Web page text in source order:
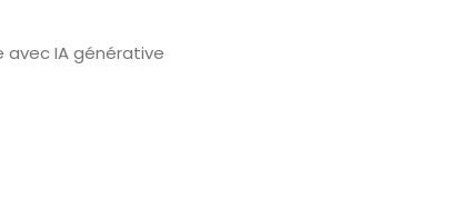
IA générative